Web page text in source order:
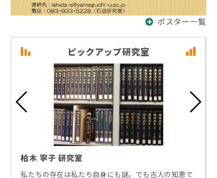
ポスター一覧
ピックアップ研究室
柏木 寧子 研究室
私たちの存在は私たち自身にも謎。でも古人の知恵で